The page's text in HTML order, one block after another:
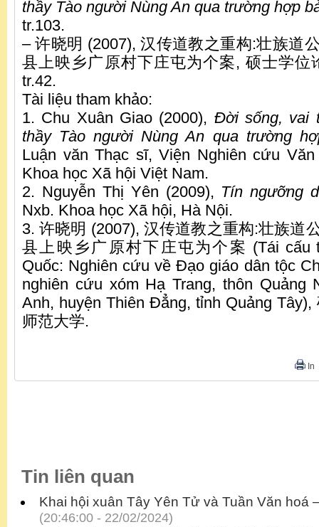
thầy Tào người Nùng An qua trường hợp
tr.103.
– 许晓明 (2007), 汉传道教之重构:壮族道
县上映乡广原村下庄屯为个案, 硕士学位
tr.42.
Tài liệu tham khảo:
1. Chu Xuân Giao (2000), Đời sống, vai
thầy Tào người Nùng An qua trường
Luận văn Thạc sĩ, Viện Nghiên cứu
Khoa học Xã hội Việt Nam.
2. Nguyễn Thị Yên (2009), Tín ngưỡng
Nxb. Khoa học Xã hội, Hà Nội.
3. 许晓明 (2007), 汉传道教之重构:壮族道
县上映乡广原村下庄屯为个案 (Tái cấu
Quốc: Nghiên cứu về Đạo giáo dân tộc
nghiên cứu xóm Hạ Trang, thôn Quảng
Anh, huyện Thiên Đẳng, tỉnh Quảng
师范大学.
In
Tin liên quan
Khai hội xuân Tây Yên Tử và Tuần Văn hoá
(20:46:00 - 22/02/2024)